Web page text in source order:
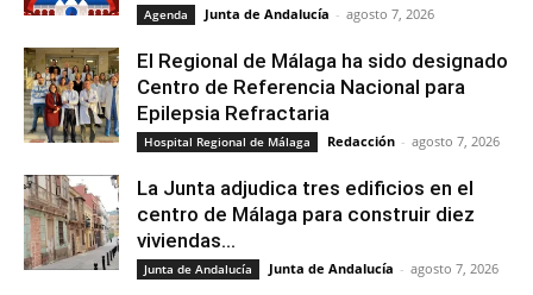
Agenda Junta de Andalucía - agosto 7, 2026
El Regional de Málaga ha sido designado
Centro de Referencia Nacional para
Epilepsia Refractaria
Hospital Regional de Málaga Redacción - agosto 7, 2026
La Junta adjudica tres edificios en el
centro de Málaga para construir diez
viviendas...
Junta de Andalucía Junta de Andalucía - agosto 7, 2026